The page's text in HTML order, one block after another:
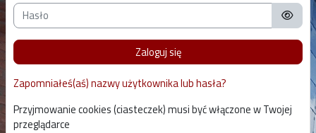
Hasło
Zaloguj się
Zapomniałeś(aś) nazwy użytkownika lub hasła?
Przyjmowanie cookies (ciasteczek) musi być włączone w Twojej
przeglądarce